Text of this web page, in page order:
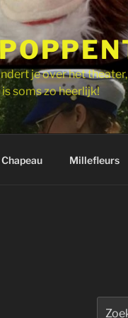
je over het
soms zo heerlijk!
Millefleurs